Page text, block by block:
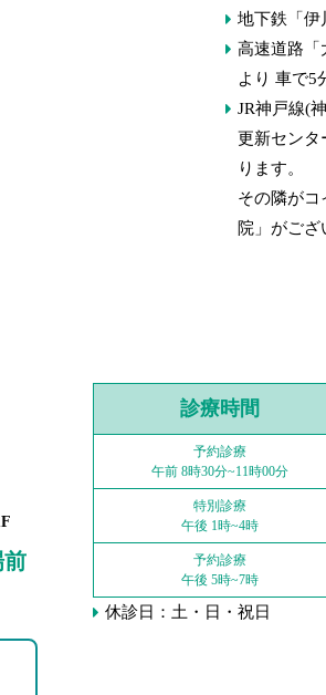
地下鉄「伊
高速道路「
より 車で5
JR神戸線(
更新センタ
ります。
その隣がコ
院」がござ
前
診療時間
予約診療
午前 8時30分~11時00分
特別診療
午後 1時~4時
予約診療
午後 5時~7時
休診日：土・日・祝日